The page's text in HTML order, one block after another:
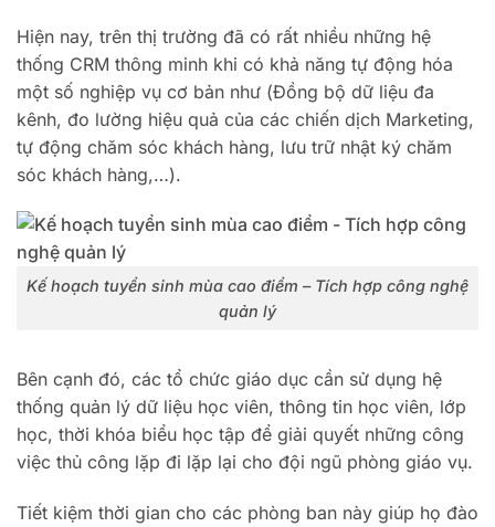
Hiện nay, trên thị trường đã có rất nhiều những hệ
thống CRM thông minh khi có khả năng tự động hóa
một số nghiệp vụ cơ bản như (Đồng bộ dữ liệu đa
kênh, đo lường hiệu quả của các chiến dịch Marketing,
tự động chăm sóc khách hàng, lưu trữ nhật ký chăm
sóc khách hàng,…).
Kế hoạch tuyển sinh mùa cao điểm – Tích hợp công nghệ
quản lý
Bên cạnh đó, các tổ chức giáo dục cần sử dụng hệ
thống quản lý dữ liệu học viên, thông tin học viên, lớp
học, thời khóa biểu học tập để giải quyết những công
việc thủ công lặp đi lặp lại cho đội ngũ phòng giáo vụ.
Tiết kiệm thời gian cho các phòng ban này giúp họ đào